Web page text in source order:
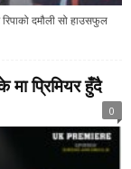
दमौली सो हाउसफुल
प्रिमियर हुँदै
0